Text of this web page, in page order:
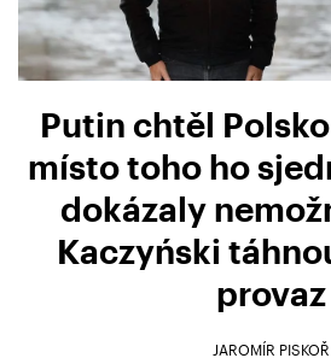
Putin chtěl
místo toho ho
dokázaly
Kaczyński
provaz
JAROMÍR PISKOŘ